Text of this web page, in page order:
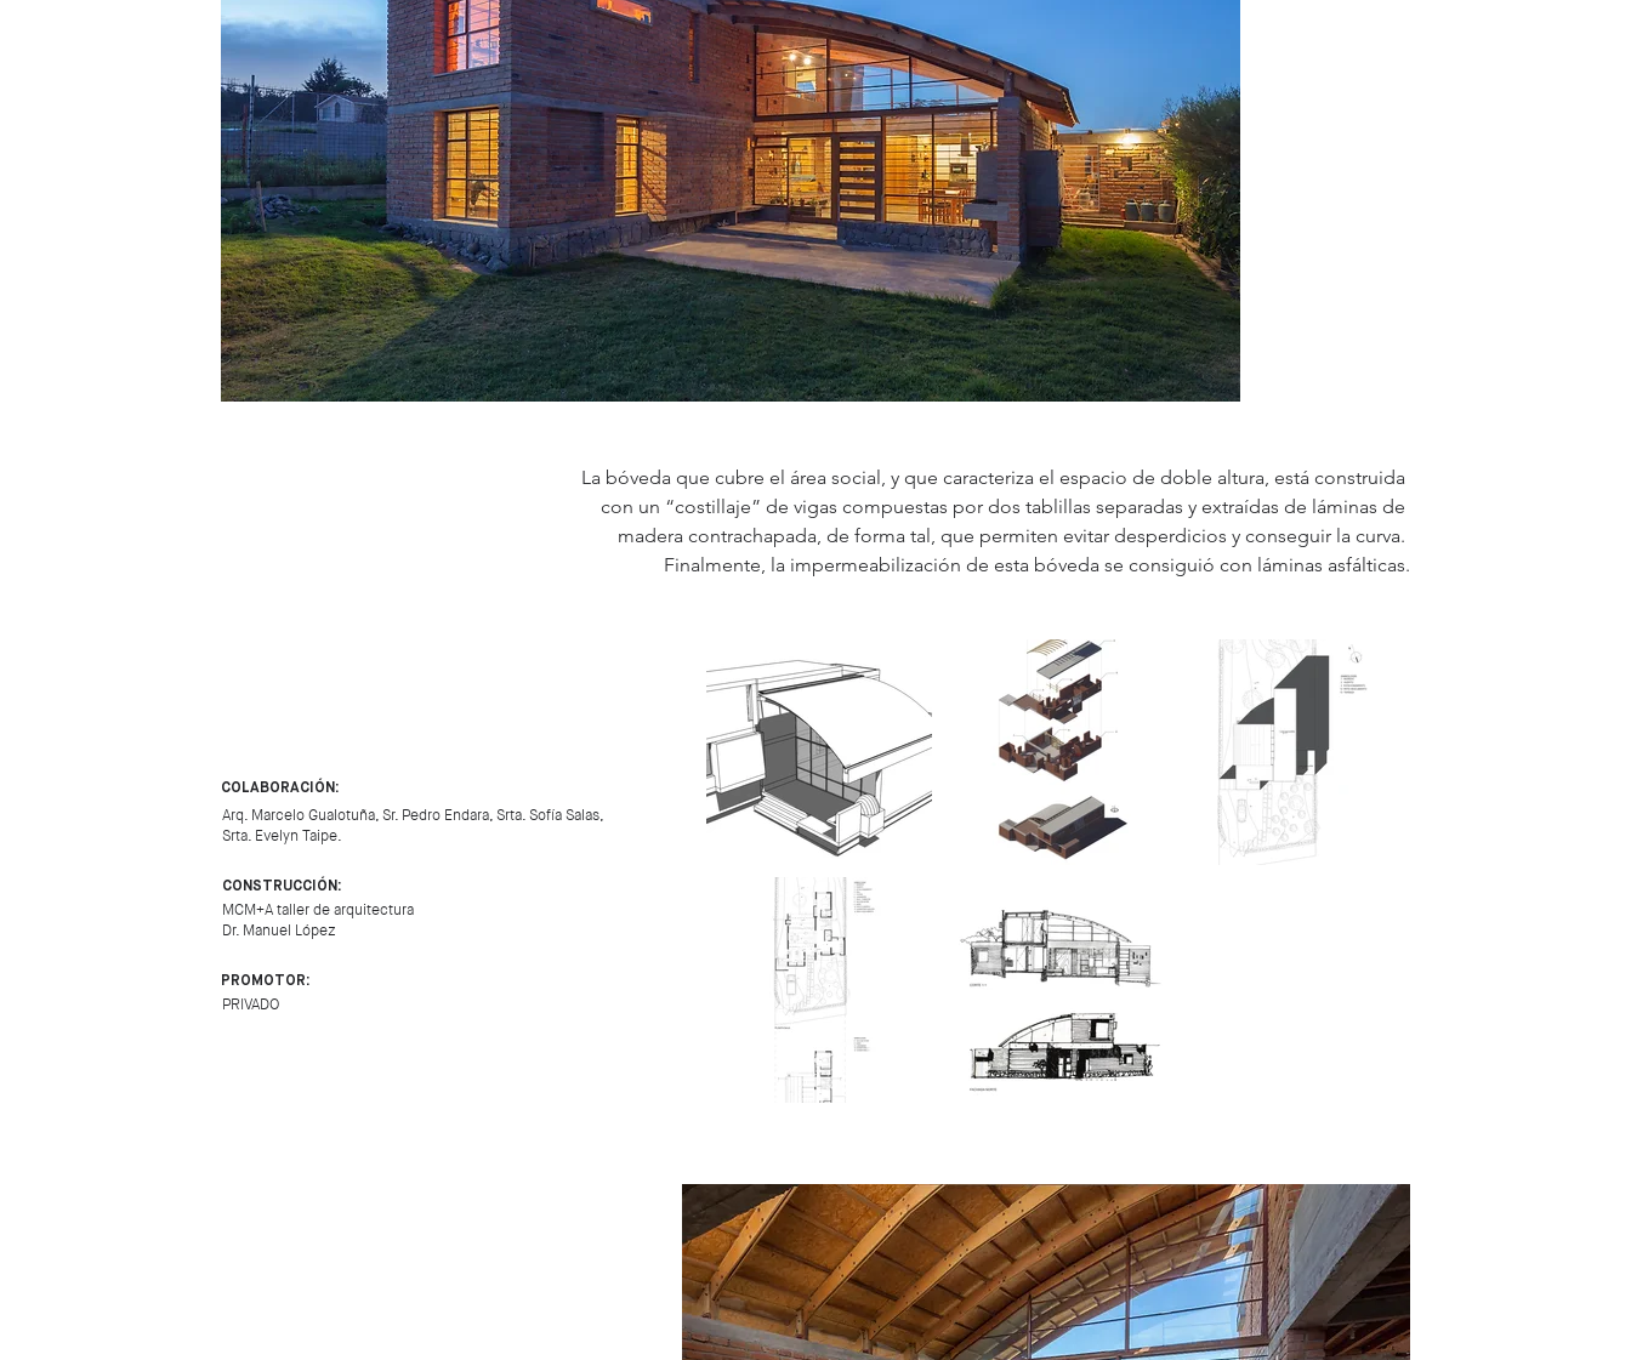
La bóveda que cubre el área social, y que caracteriza el espacio de doble altura, está construida
con un “costillaje” de vigas compuestas por dos tablillas separadas y extraídas de láminas de
madera contrachapada, de forma tal, que permiten evitar desperdicios y conseguir la curva.
Finalmente, la impermeabilización de esta bóveda se consiguió con láminas asfálticas.
COLABORACIÓN:
Arq. Marcelo Gualotuña, Sr. Pedro Endara, Srta. Sofía Salas,
Srta. Evelyn Taipe.
CONSTRUCCIÓN:
MCM+A taller de arquitectura
Dr. Manuel López
PROMOTOR:
PRIVADO